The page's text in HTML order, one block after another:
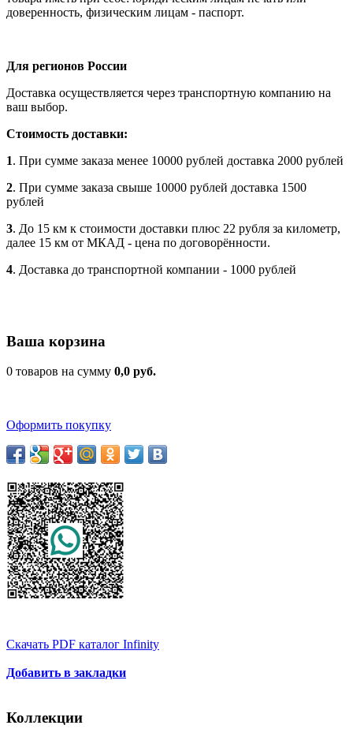
доверенность, физическим лицам - паспорт.
Для регионов России
Доставка осуществляется через транспортную компанию на
ваш выбор.
Стоимость доставки:
1. При сумме заказа менее 10000 рублей доставка 2000 рублей
2. При сумме заказа свыше 10000 рублей доставка 1500
рублей
3. До 15 км к стоимости доставки плюс 22 рубля за километр,
далее 15 км от МКАД - цена по договорённости.
4. Доставка до транспортной компании - 1000 рублей
Ваша корзина
0 товаров на сумму 0,0 руб.
Оформить покупку
Скачать PDF каталог Infinity
Добавить в закладки
Коллекции